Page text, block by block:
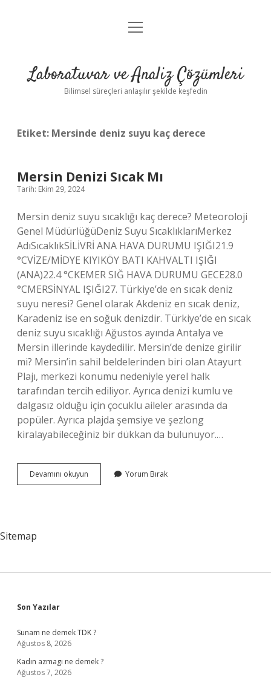
Anasayfa
Yasal Uyarı
menüyü
Laboratuvar ve Analiz Çözümleri
Bilimsel süreçleri anlaşılır şekilde keşfedin
Etiket: Mersinde deniz suyu kaç derece
Mersin Denizi Sıcak Mı
Tarih: Ekim 29, 2024
Mersin deniz suyu sıcaklığı kaç derece? Meteoroloji
Genel MüdürlüğüDeniz Suyu SıcaklıklarıMerkez
AdıSıcaklıkSİLİVRİ ANA HAVA DURUMU IŞIĞI21.9
°CVİZE/MİDYE KIYIKÖY BATI KAHVALTI IŞIĞI
(ANA)22.4 °CKEMER SIĞ HAVA DURUMU GECE28.0
°CMERSİNYAL IŞIĞI27. Türkiye’de en sıcak deniz
suyu neresi? Genel olarak Akdeniz en sıcak deniz,
Karadeniz ise en soğuk denizdir. Türkiye’de en sıcak
deniz suyu sıcaklığı Ağustos ayında Antalya ve
Mersin illerinde kaydedilir. Mersin’de denize girilir
mi? Mersin’in sahil beldelerinden biri olan Atayurt
Plajı, merkezi konumu nedeniyle yerel halk
tarafından tercih ediliyor. Ayrıca denizi kumlu ve
dalgasız olduğu için çocuklu aileler arasında da
popüler. Ayrıca plajda şemsiye ve şezlong
kiralayabileceğiniz bir dükkan da bulunuyor.…
Devamını okuyun
Denizi
Yorum Bırak
Sitemap
Sidebar
Son Yazılar
Sunam ne demek TDK ?
Ağustos 8, 2026
Kadın azmagı ne demek ?
Ağustos 7, 2026